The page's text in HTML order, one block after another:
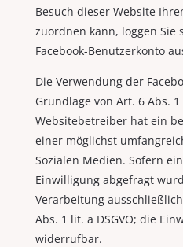
Besuch dieser Website
zuordnen kann, loggen Sie
Facebook-Benutzerkonto
Die Verwendung der
Grundlage von Art. 6 Abs. 1
Websitebetreiber hat ein
einer möglichst
Sozialen Medien. Sofern
Einwilligung abgefragt
Verarbeitung
Abs. 1 lit. a DSGVO; die
widerrufbar.